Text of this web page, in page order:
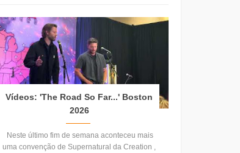
Vídeos: 'The Road So Far...' Boston
2026
Neste último fim de semana aconteceu mais
uma convenção de Supernatural da Creation ,